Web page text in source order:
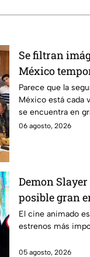
Se filtran
México
teorías entre
Parece que la
México está cada
se encuentra en
primeras imágenes
06 agosto, 2026
Demon
posible gran
del 2027
El cine animado
estrenos más
05 agosto, 2026